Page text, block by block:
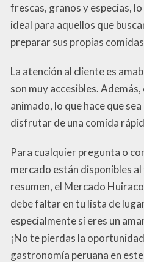
frescas, granos y especias,
ideal para aquellos que
preparar sus propias
La atención al cliente es
son muy accesibles.
animado, lo que hace que
disfrutar de una comida
Para cualquier pregunta o
mercado están disponibles
resumen, el Mercado
debe faltar en tu lista de
especialmente si eres un
¡No te pierdas la
gastronomía peruana en